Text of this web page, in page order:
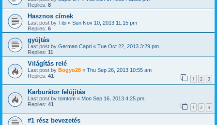
Replies: 8
Hasznos címek
Last post by Tibi « Sun Nov 10, 2013 11:15 pm
Replies: 6
gyújtás
Last post by German Capri « Tue Oct 22, 2013 3:29 pm
Replies: 11
Világítás relé
Last post by Bogyo28 « Thu Sep 26, 2013 10:55 am
Replies: 41 1 2 3
Karburátor felújítás
Last post by tomtom « Mon Sep 16, 2013 4:25 pm
Replies: 41 1 2 3
#1 rész bevezetés